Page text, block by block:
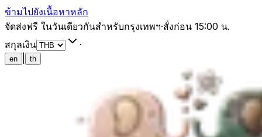
ข้ามไปยังเนื้อหาหลัก
จัดส่งฟรี ในวันเดียวกันสำหรับกรุงเทพฯ·สั่งก่อน 15:00 น.
สกุลเงิน
·
en th